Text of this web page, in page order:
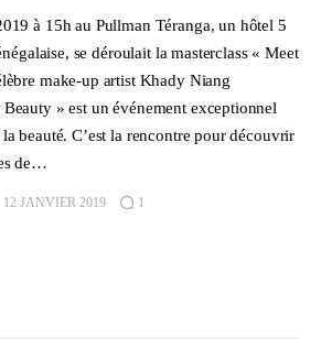
à 15h au Pullman Téranga, un hôtel 5
se déroulait la masterclass « Meet
make-up artist Khady Niang
» est un événement exceptionnel
beauté. C’est la rencontre pour découvrir
de…
12 JANVIER 2019 1